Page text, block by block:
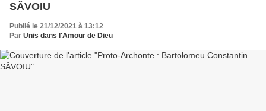
SĂVOIU
Publié le 21/12/2021 à 13:12
Par Unis dans l'Amour de Dieu